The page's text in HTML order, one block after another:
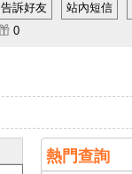
告訴好友 站內短信
0
熱門查詢